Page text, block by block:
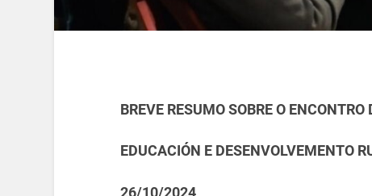
BREVE RESUMO SOBRE O ENCONTRO
EDUCACIÓN E DESENVOLVEMENTO
26/10/2024